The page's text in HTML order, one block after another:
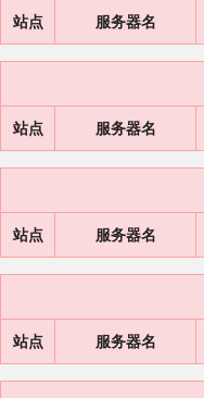
站点 服务器名
站点 服务器名
站点 服务器名
站点 服务器名